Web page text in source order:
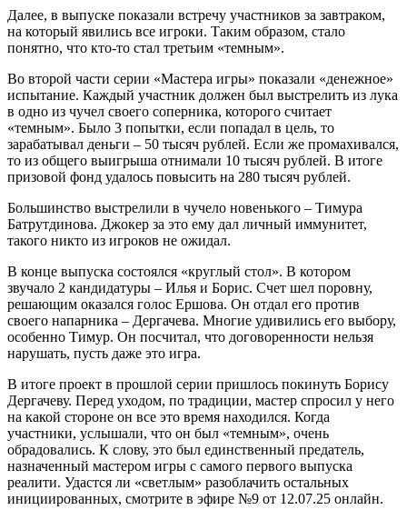
Далее, в выпуске показали встречу участников за завтраком,
на который явились все игроки. Таким образом, стало
понятно, что кто-то стал третьим «темным».
Во второй части серии «Мастера игры» показали «денежное»
испытание. Каждый участник должен был выстрелить из лука
в одно из чучел своего соперника, которого считает
«темным». Было 3 попытки, если попадал в цель, то
зарабатывал деньги – 50 тысяч рублей. Если же промахивался,
то из общего выигрыша отнимали 10 тысяч рублей. В итоге
призовой фонд удалось повысить на 280 тысяч рублей.
Большинство выстрелили в чучело новенького – Тимура
Батрутдинова. Джокер за это ему дал личный иммунитет,
такого никто из игроков не ожидал.
В конце выпуска состоялся «круглый стол». В котором
звучало 2 кандидатуры – Илья и Борис. Счет шел поровну,
решающим оказался голос Ершова. Он отдал его против
своего напарника – Дергачева. Многие удивились его выбору,
особенно Тимур. Он посчитал, что договоренности нельзя
нарушать, пусть даже это игра.
В итоге проект в прошлой серии пришлось покинуть Борису
Дергачеву. Перед уходом, по традиции, мастер спросил у него
на какой стороне он все это время находился. Когда
участники, услышали, что он был «темным», очень
обрадовались. К слову, это был единственный предатель,
назначенный мастером игры с самого первого выпуска
реалити. Удастся ли «светлым» разоблачить остальных
инициированных, смотрите в эфире №9 от 12.07.25 онлайн.